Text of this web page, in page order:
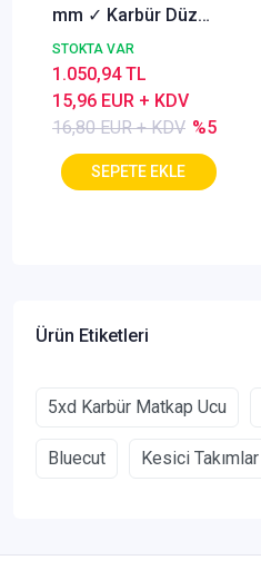
mm ✓ Karbür Düz
Freze, Parmak freze
ucu Z=4,TiSiN
Kaplamalı
STOKTA VAR
16,80 EUR + KDV %5
15,96 EUR + KDV
1.050,94 TL
Ürün Etiketleri
5xd Karbür Matkap Ucu
Bluecut Kesici Takımlar